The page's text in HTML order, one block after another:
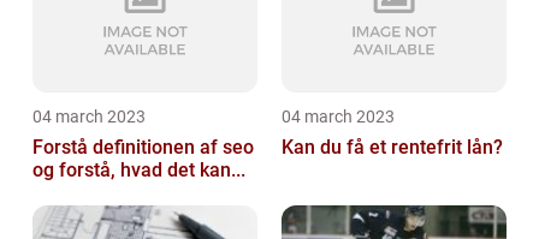
04 march 2023
Forstå definitionen af seo
og forstå, hvad det kan...
04 march 2023
Kan du få et rentefrit lån?